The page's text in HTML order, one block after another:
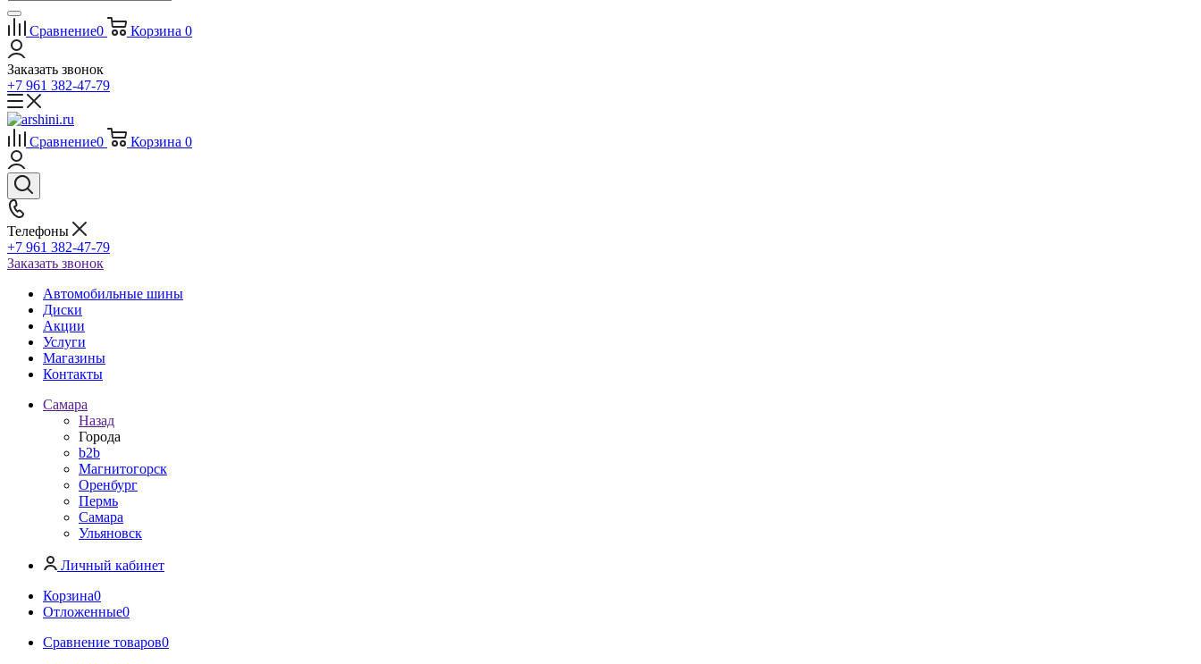
Сравнение0 Корзина 0
Заказать звонок
+7 961 382-47-79
Сравнение0 Корзина 0
Телефоны
+7 961 382-47-79
Заказать звонок
Автомобильные шины
Диски
Акции
Услуги
Магазины
Контакты
Самара
Назад
Города
b2b
Магнитогорск
Оренбург
Пермь
Самара
Ульяновск
Личный кабинет
Корзина0
Отложенные0
Сравнение товаров0